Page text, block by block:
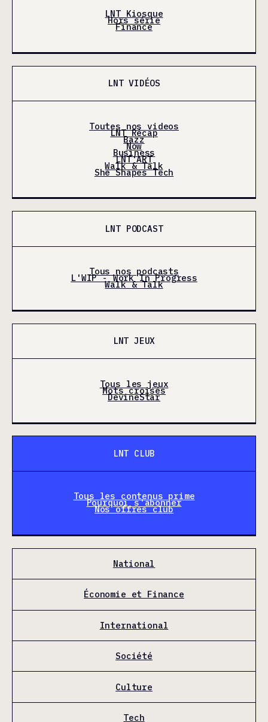
LNT Kiosque
Hors série
Finance
LNT VIDÉOS
Toutes nos videos
LNT Récap
Bazz
Now
Business
LNT'ART
Walk & Talk
She Shapes Tech
LNT PODCAST
Tous nos podcasts
L'WIP - Work In Progress
Walk & Talk
LNT JEUX
Tous les jeux
Mots croisés
DevineStar
LNT CLUB
Tous les contenus prime
Pourquoi s'abonner
Nos offres club
National
Économie et Finance
International
Société
Culture
Tech